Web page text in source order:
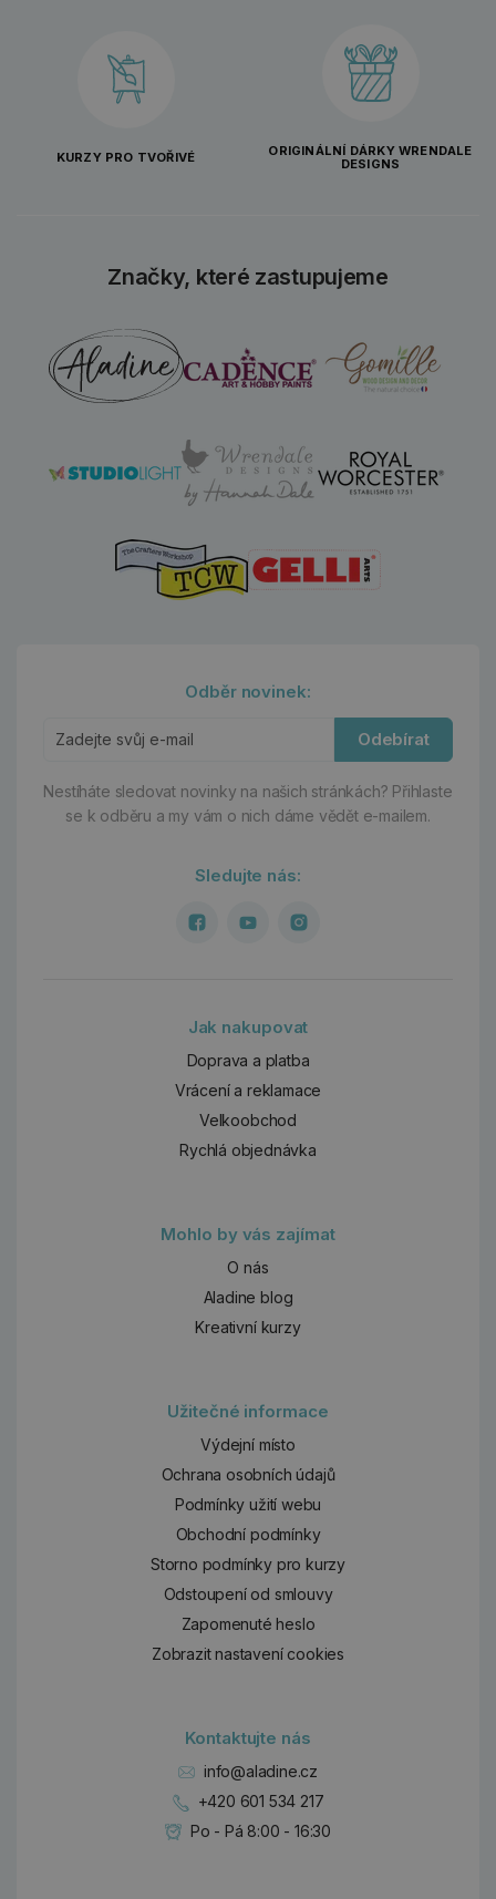
KURZY PRO TVOŘIVÉ
ORIGINÁLNÍ DÁRKY WRENDALE
DESIGNS
Značky, které zastupujeme
Odběr novinek:
Odebírat
Nestíháte sledovat novinky na našich stránkách? Přihlaste
se k odběru a my vám o nich dáme vědět e-mailem.
Sledujte nás:
Jak nakupovat
Doprava a platba
Vrácení a reklamace
Velkoobchod
Rychlá objednávka
Mohlo by vás zajímat
O nás
Aladine blog
Kreativní kurzy
Užitečné informace
Výdejní místo
Ochrana osobních údajů
Podmínky užití webu
Obchodní podmínky
Storno podmínky pro kurzy
Odstoupení od smlouvy
Zapomenuté heslo
Zobrazit nastavení cookies
Kontaktujte nás
info@aladine.cz
+420 601 534 217
Po - Pá 8:00 - 16:30